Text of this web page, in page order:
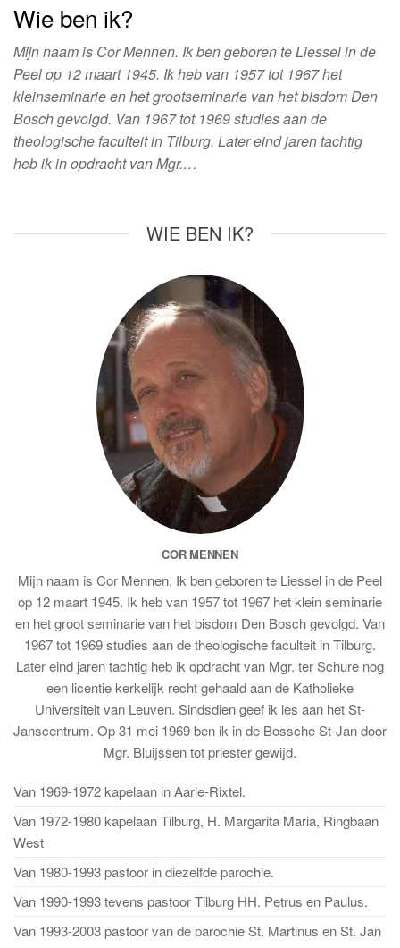
Wie ben ik?
Mijn naam is Cor Mennen. Ik ben geboren te Liessel in de
Peel op 12 maart 1945. Ik heb van 1957 tot 1967 het
kleinseminarie en het grootseminarie van het bisdom Den
Bosch gevolgd. Van 1967 tot 1969 studies aan de
theologische faculteit in Tilburg. Later eind jaren tachtig
heb ik in opdracht van Mgr.…
WIE BEN IK?
COR MENNEN
Mijn naam is Cor Mennen. Ik ben geboren te Liessel in de Peel
op 12 maart 1945. Ik heb van 1957 tot 1967 het klein seminarie
en het groot seminarie van het bisdom Den Bosch gevolgd. Van
1967 tot 1969 studies aan de theologische faculteit in Tilburg.
Later eind jaren tachtig heb ik opdracht van Mgr. ter Schure nog
een licentie kerkelijk recht gehaald aan de Katholieke
Universiteit van Leuven. Sindsdien geef ik les aan het St-
Janscentrum. Op 31 mei 1969 ben ik in de Bossche St-Jan door
Mgr. Bluijssen tot priester gewijd.
Van 1969-1972 kapelaan in Aarle-Rixtel.
Van 1972-1980 kapelaan Tilburg, H. Margarita Maria, Ringbaan
West
Van 1980-1993 pastoor in diezelfde parochie.
Van 1990-1993 tevens pastoor Tilburg HH. Petrus en Paulus.
Van 1993-2003 pastoor van de parochie St. Martinus en St. Jan